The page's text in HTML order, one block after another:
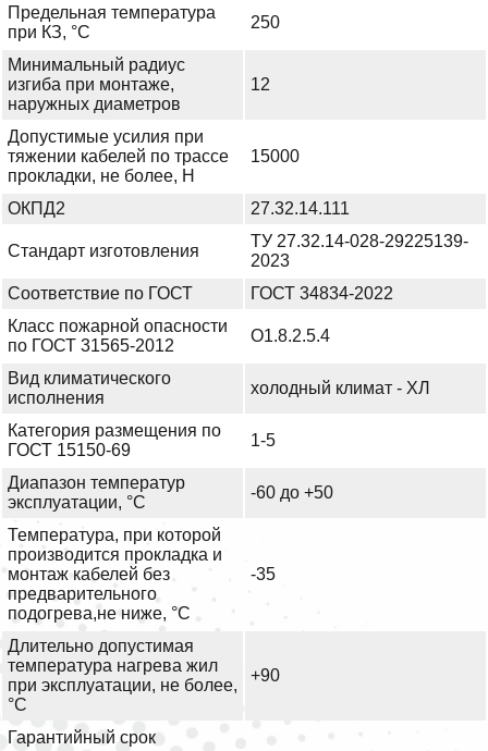
Предельная температура
при КЗ, °С
250
Минимальный радиус
изгиба при монтаже,
наружных диаметров
12
Допустимые усилия при
тяжении кабелей по трассе
прокладки, не более, Н
15000
ОКПД2 27.32.14.111
Стандарт изготовления
ТУ 27.32.14-028-29225139-
2023
Соответствие по ГОСТ
ГОСТ 34834-2022
Класс пожарной опасности
по ГОСТ 31565-2012
О1.8.2.5.4
Вид климатического
исполнения
холодный климат - ХЛ
Категория размещения по
ГОСТ 15150-69
1-5
Диапазон температур
эксплуатации, °С
-60 до +50
Температура, при которой
производится прокладка и
монтаж кабелей без
предварительного
подогрева,не ниже, °С
-35
Длительно допустимая
температура нагрева жил
при эксплуатации, не более,
°С
+90
Гарантийный срок